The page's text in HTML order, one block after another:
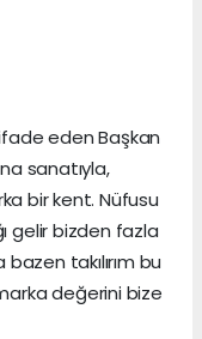
eden Başkan
sanatıyla,
bir kent. Nüfusu
gelir bizden fazla
takılırım bu
değerini bize